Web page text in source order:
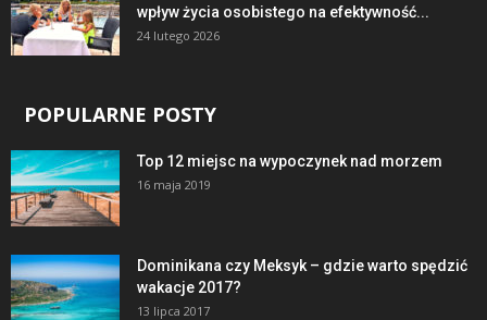
wpływ życia osobistego na efektywność...
24 lutego 2026
POPULARNE POSTY
Top 12 miejsc na wypoczynek nad morzem
16 maja 2019
Dominikana czy Meksyk – gdzie warto spędzić
wakacje 2017?
13 lipca 2017